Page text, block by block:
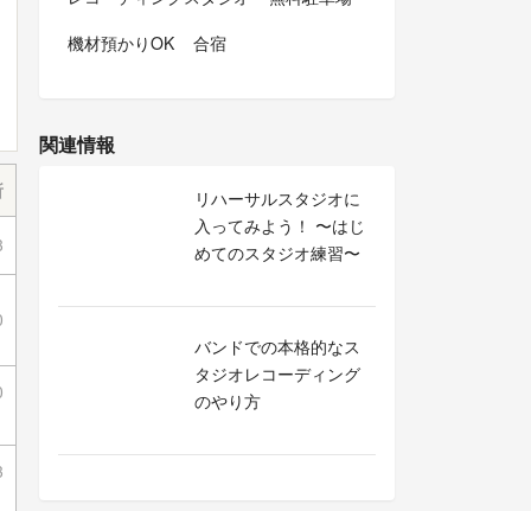
機材預かりOK
合宿
関連情報
リハーサルスタジオに
入ってみよう！ 〜はじ
めてのスタジオ練習〜
バンドでの本格的なス
タジオレコーディング
のやり方